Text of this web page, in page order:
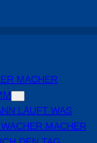
MACHER
LÄUFT WAS
MACHER